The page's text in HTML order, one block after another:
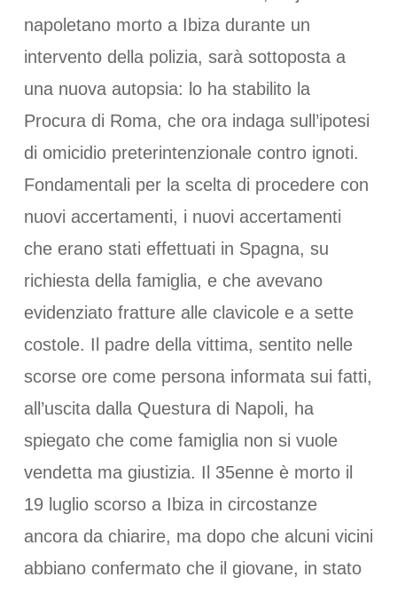
napoletano morto a Ibiza durante un
intervento della polizia, sarà sottoposta a
una nuova autopsia: lo ha stabilito la
Procura di Roma, che ora indaga sull’ipotesi
di omicidio preterintenzionale contro ignoti.
Fondamentali per la scelta di procedere con
nuovi accertamenti, i nuovi accertamenti
che erano stati effettuati in Spagna, su
richiesta della famiglia, e che avevano
evidenziato fratture alle clavicole e a sette
costole. Il padre della vittima, sentito nelle
scorse ore come persona informata sui fatti,
all’uscita dalla Questura di Napoli, ha
spiegato che come famiglia non si vuole
vendetta ma giustizia. Il 35enne è morto il
19 luglio scorso a Ibiza in circostanze
ancora da chiarire, ma dopo che alcuni vicini
abbiano confermato che il giovane, in stato